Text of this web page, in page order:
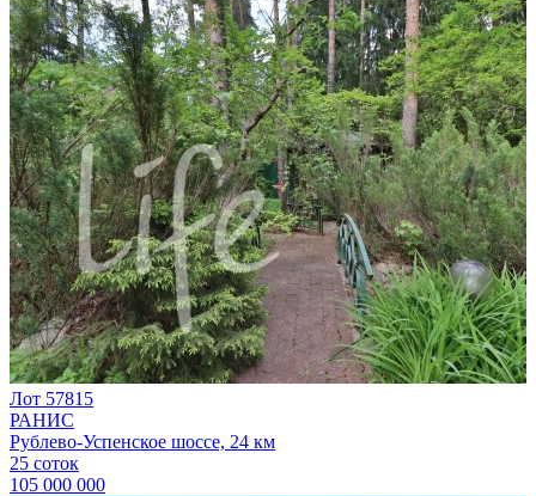
Лот 57815
РАНИС
Рублево-Успенское шоссе, 24 км
25 соток
105 000 000